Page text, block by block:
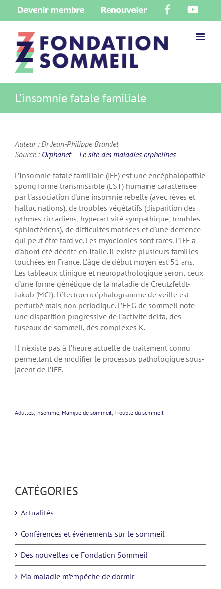
Devenir
membre
Renouveler Facebook
L’insomnie fatale familiale
Auteur : Dr Jean-Philippe Brandel
Source : Orphanet – Le site des maladies orphelines
L’Insomnie fatale familiale (IFF) est une encéphalopathie
spongiforme transmissible (EST) humaine caractérisée
par l’association d’une insomnie rebelle (avec rêves et
hallucinations), de troubles végétatifs (disparition des
rythmes circadiens, hyperactivité sympathique, troubles
sphinctériens), de difficultés motrices et d’une démence
qui peut être tardive. Les myoclonies sont rares. L’IFF a
d’abord été décrite en Italie. Il existe plusieurs familles
touchées en France. L’âge de début moyen est 51 ans.
Les tableaux clinique et neuropathologique seront ceux
d’une forme génétique de la maladie de Creutzfeldt-
Jakob (MCJ). L’électroencéphalogramme de veille est
perturbé mais non périodique. L’EEG de sommeil note
une disparition progressive de l’activité delta, des
fuseaux de sommeil, des complexes K.
Il n’existe pas à l’heure actuelle de traitement connu
permettant de modifier le processus pathologique sous-
jacent de l’IFF.
Adultes Insomnie Manque de sommeil Trouble du sommeil
CATÉGORIES
Actualités
Conférences et événements sur le sommeil
Des nouvelles de Fondation Sommeil
Ma maladie m’empêche de dormir